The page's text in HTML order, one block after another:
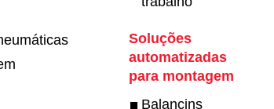
Soluções
automatizadas
para montagem
Balancins